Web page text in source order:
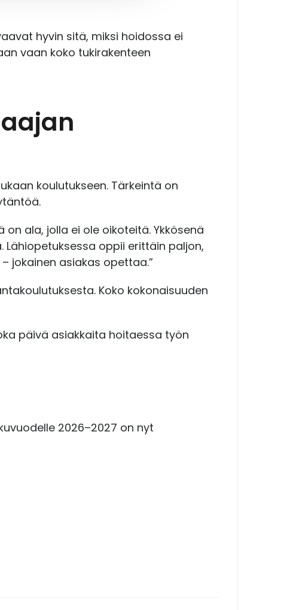
hyvin sitä, miksi hoidossa ei
vaan koko tukirakenteen
koulutukseen. Tärkeintä on
ala, jolla ei ole oikoteitä. Ykkösenä
oppii erittäin paljon,
jokainen asiakas opettaa.”
Koko kokonaisuuden
päivä asiakkaita hoitaessa työn
2026–2027 on nyt